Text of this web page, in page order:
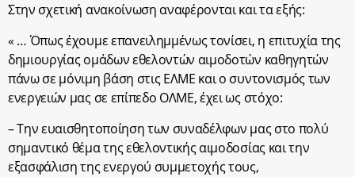
Στην σχετική ανακοίνωση αναφέρονται και τα εξής:
« … Όπως έχουμε επανειλημμένως τονίσει, η επιτυχία της
δημιουργίας ομάδων εθελοντών αιμοδοτών καθηγητών
πάνω σε μόνιμη βάση στις ΕΛΜΕ και ο συντονισμός των
ενεργειών μας σε επίπεδο ΟΛΜΕ, έχει ως στόχο:
– Την ευαισθητοποίηση των συναδέλφων μας στο πολύ
σημαντικό θέμα της εθελοντικής αιμοδοσίας και την
εξασφάλιση της ενεργού συμμετοχής τους,